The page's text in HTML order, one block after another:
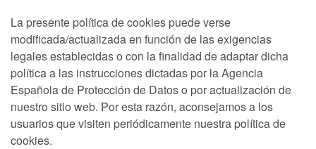
La presente política de cookies puede verse
modificada/actualizada en función de las exigencias
legales establecidas o con la finalidad de adaptar dicha
política a las instrucciones dictadas por la Agencia
Española de Protección de Datos o por actualización de
nuestro sitio web. Por esta razón, aconsejamos a los
usuarios que visiten periódicamente nuestra política de
cookies.